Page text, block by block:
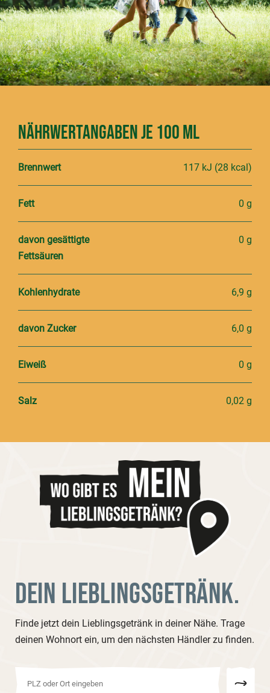
Nährwertangaben je 100 ml
Brennwert 117 kJ (28 kcal)
Fett 0 g
davon gesättigte
Fettsäuren
0 g
Kohlenhydrate 6,9 g
davon Zucker 6,0 g
Eiweiß 0 g
Salz 0,02 g
DEIN LIEBLINGSGETRÄNK.
Finde jetzt dein Lieblingsgetränk in deiner Nähe. Trage
deinen Wohnort ein, um den nächsten Händler zu finden.